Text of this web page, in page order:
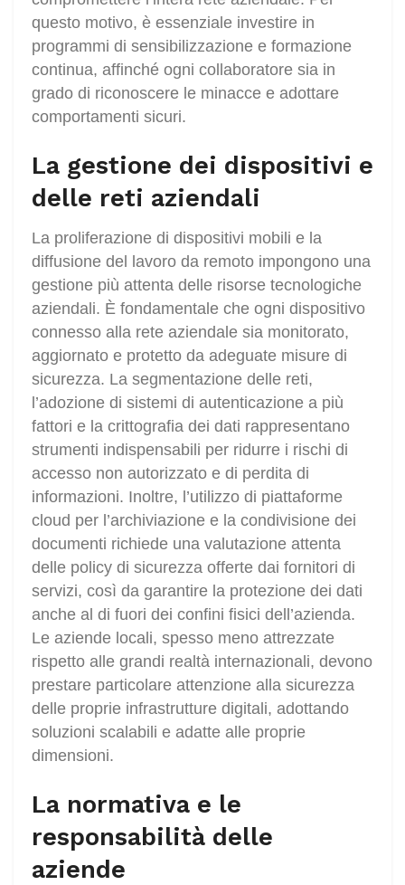
questo motivo, è essenziale investire in
programmi di sensibilizzazione e formazione
continua, affinché ogni collaboratore sia in
grado di riconoscere le minacce e adottare
comportamenti sicuri.
La gestione dei dispositivi e
delle reti aziendali
La proliferazione di dispositivi mobili e la
diffusione del lavoro da remoto impongono una
gestione più attenta delle risorse tecnologiche
aziendali. È fondamentale che ogni dispositivo
connesso alla rete aziendale sia monitorato,
aggiornato e protetto da adeguate misure di
sicurezza. La segmentazione delle reti,
l’adozione di sistemi di autenticazione a più
fattori e la crittografia dei dati rappresentano
strumenti indispensabili per ridurre i rischi di
accesso non autorizzato e di perdita di
informazioni. Inoltre, l’utilizzo di piattaforme
cloud per l’archiviazione e la condivisione dei
documenti richiede una valutazione attenta
delle policy di sicurezza offerte dai fornitori di
servizi, così da garantire la protezione dei dati
anche al di fuori dei confini fisici dell’azienda.
Le aziende locali, spesso meno attrezzate
rispetto alle grandi realtà internazionali, devono
prestare particolare attenzione alla sicurezza
delle proprie infrastrutture digitali, adottando
soluzioni scalabili e adatte alle proprie
dimensioni.
La normativa e le
responsabilità delle
aziende